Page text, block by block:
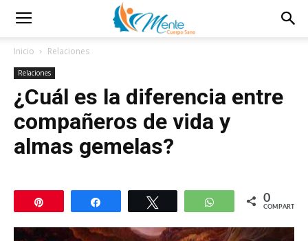
Inicio Relaciones
Relaciones
¿Cuál es la diferencia entre
compañeros de vida y
almas gemelas?
Compartir WhatsApp
0
COMPARTIR